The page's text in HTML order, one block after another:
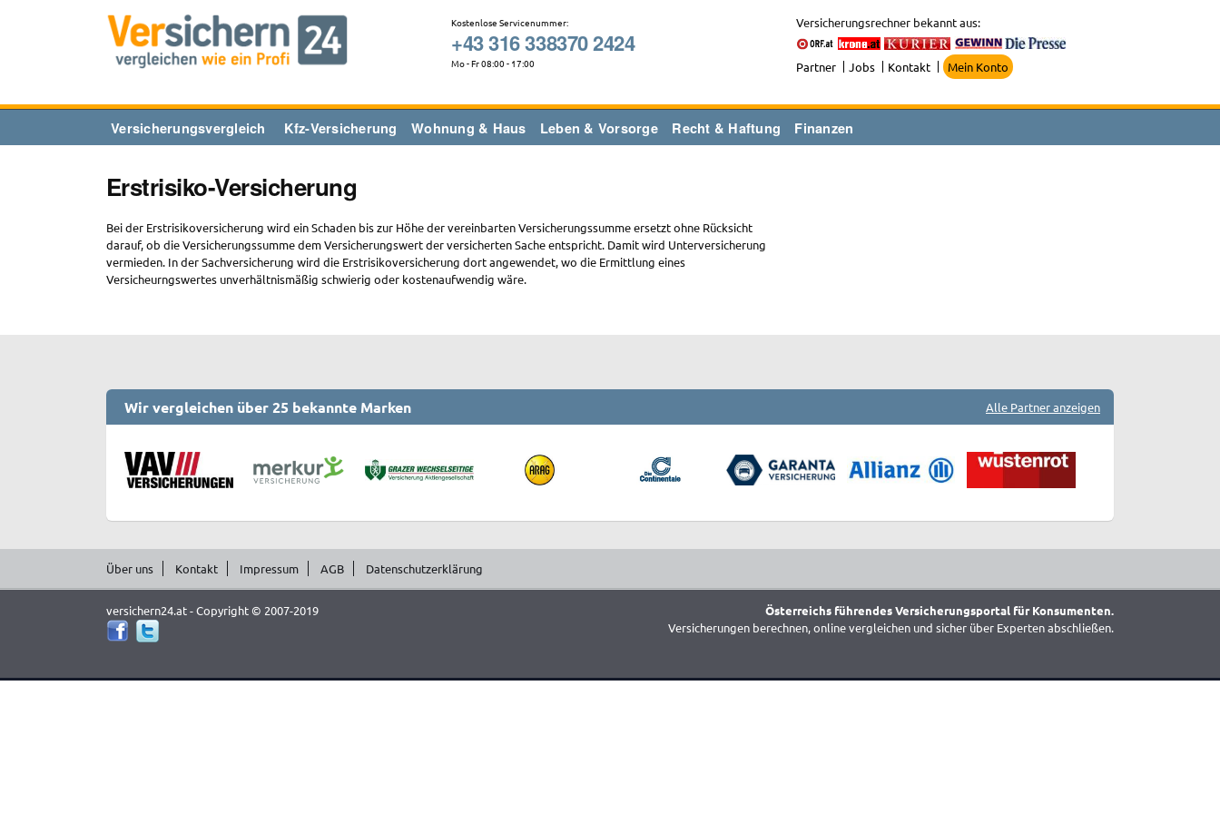
Kostenlose Servicenummer:
+43 316 338370 2424
Mo - Fr 08:00 - 17:00
Versicherungsrechner bekannt aus:
Partner Jobs Kontakt Mein Konto
Versicherungsvergleich Kfz-Versicherung Wohnung & Haus Leben & Vorsorge Recht & Haftung Finanzen
Erstrisiko-Versicherung
Bei der Erstrisikoversicherung wird ein Schaden bis zur Höhe der vereinbarten Versicherungssumme ersetzt ohne Rücksicht
darauf, ob die Versicherungssumme dem Versicherungswert der versicherten Sache entspricht. Damit wird Unterversicherung
vermieden. In der Sachversicherung wird die Erstrisikoversicherung dort angewendet, wo die Ermittlung eines
Versicheurngswertes unverhältnismäßig schwierig oder kostenaufwendig wäre.
Wir vergleichen über 25 bekannte Marken Alle Partner anzeigen
Über uns Kontakt Impressum AGB Datenschutzerklärung
versichern24.at - Copyright © 2007-2019
Österreichs führendes Versicherungsportal für Konsumenten.
Versicherungen berechnen, online vergleichen und sicher über Experten abschließen.